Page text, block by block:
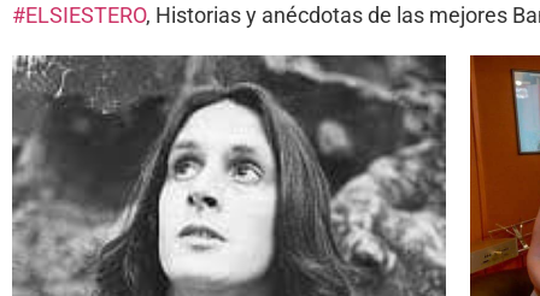
#ELSIESTERO, Historias y anécdotas de las mejores